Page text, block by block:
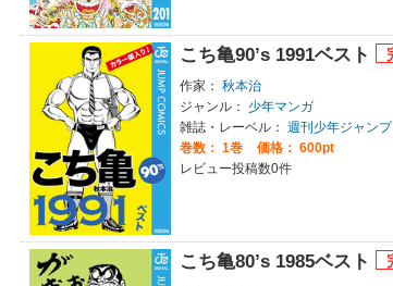
こち亀90’s 1991ベスト
作家： 秋本治
ジャンル：
少年マンガ
雑誌・レーベル： 週刊少年ジャンプ
巻数： 1巻
価格： 600pt
レビュー投稿数0件
こち亀80’s 1985ベスト